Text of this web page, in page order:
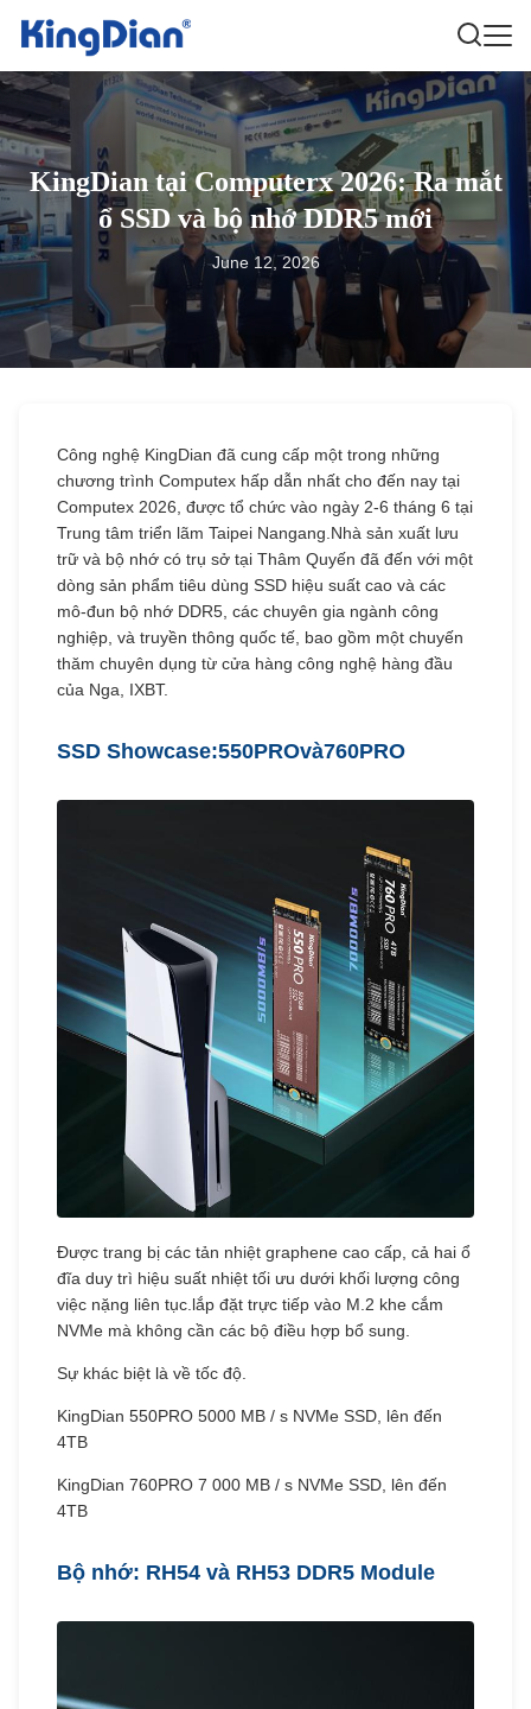
KingDian tại Computerx 2026: Ra mắt
ổ SSD và bộ nhớ DDR5 mới
June 12, 2026
Công nghệ KingDian đã cung cấp một trong những
chương trình Computex hấp dẫn nhất cho đến nay tại
Computex 2026, được tổ chức vào ngày 2-6 tháng 6 tại
Trung tâm triển lãm Taipei Nangang.Nhà sản xuất lưu
trữ và bộ nhớ có trụ sở tại Thâm Quyến đã đến với một
dòng sản phẩm tiêu dùng SSD hiệu suất cao và các
mô-đun bộ nhớ DDR5, các chuyên gia ngành công
nghiệp, và truyền thông quốc tế, bao gồm một chuyến
thăm chuyên dụng từ cửa hàng công nghệ hàng đầu
của Nga, IXBT.
SSD Showcase:550PROvà760PRO
Được trang bị các tản nhiệt graphene cao cấp, cả hai ổ
đĩa duy trì hiệu suất nhiệt tối ưu dưới khối lượng công
việc nặng liên tục.lắp đặt trực tiếp vào M.2 khe cắm
NVMe mà không cần các bộ điều hợp bổ sung.
Sự khác biệt là về tốc độ.
KingDian 550PRO 5000 MB / s NVMe SSD, lên đến
4TB
KingDian 760PRO 7 000 MB / s NVMe SSD, lên đến
4TB
Bộ nhớ: RH54 và RH53 DDR5 Module